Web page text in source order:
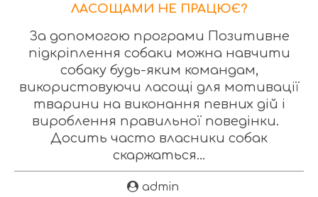
ЛАСОЩАМИ НЕ ПРАЦЮЄ?
За допомогою програми Позитивне
підкріплення собаки можна навчити
собаку будь-яким командам,
використовуючи ласощі для мотивації
тварини на виконання певних дій і
вироблення правильної поведінки.
Досить часто власники собак
скаржаться...
admin